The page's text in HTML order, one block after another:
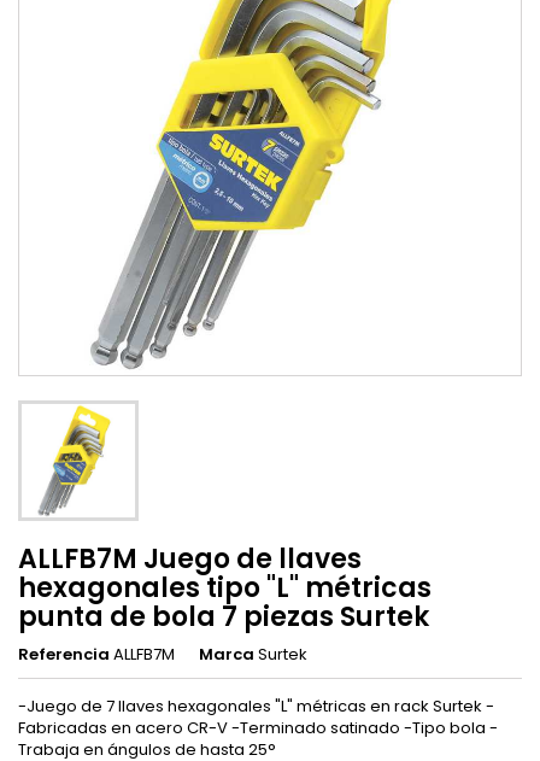
ALLFB7M Juego de llaves
hexagonales tipo "L" métricas
punta de bola 7 piezas Surtek
Referencia ALLFB7M Marca Surtek
-Juego de 7 llaves hexagonales "L" métricas en rack Surtek -
Fabricadas en acero CR-V -Terminado satinado -Tipo bola -
Trabaja en ángulos de hasta 25°